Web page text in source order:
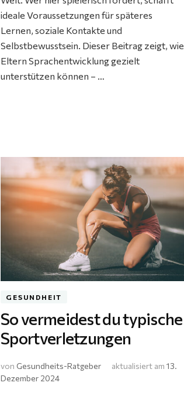
ideale Voraussetzungen für späteres
Lernen, soziale Kontakte und
Selbstbewusstsein. Dieser Beitrag zeigt, wie
Eltern Sprachentwicklung gezielt
unterstützen können – …
GESUNDHEIT
So vermeidest du typische
Sportverletzungen
von Gesundheits-Ratgeber aktualisiert am13.
Dezember 2024